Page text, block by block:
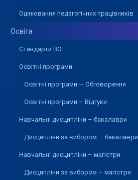
Оцінювання педагогічних працівників
Освіта
Стандарти ВО
Освітні програми
Освітні програми — Обговорення
Освітні програми – Відгуки
Навчальні дисципліни – бакалаври
Дисципліни за вибором — бакалаври
Навчальні дисципліни – магістри
Дисципліни за вибором – магістри